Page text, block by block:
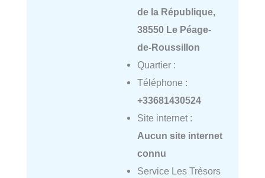
de la République,
38550 Le Péage-
de-Roussillon
Quartier :
Téléphone :
+33681430524
Site internet :
Aucun site internet
connu
Service Les Trésors